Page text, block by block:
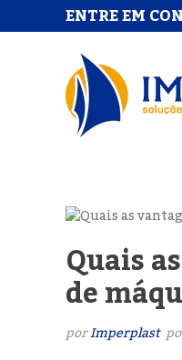
ENTRE EM
Quais
de
porImperplast